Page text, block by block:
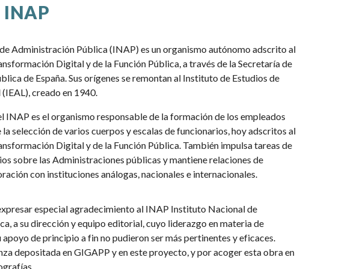
INAP
Administración Pública (INAP) es un organismo autónomo adscrito al
Digital y de la Función Pública, a través de la Secretaría de
de España. Sus orígenes se remontan al Instituto de Estudios de
creado en 1940.
INAP es el organismo responsable de la formación de los empleados
selección de varios cuerpos y escalas de funcionarios, hoy adscritos al
Digital y de la Función Pública. También impulsa tareas de
sobre las Administraciones públicas y mantiene relaciones de
con instituciones análogas, nacionales e internacionales.
especial agradecimiento al INAP Instituto Nacional de
a su dirección y equipo editorial, cuyo liderazgo en materia de
de principio a fin no pudieron ser más pertinentes y eficaces.
depositada en GIGAPP y en este proyecto, y por acoger esta obra en